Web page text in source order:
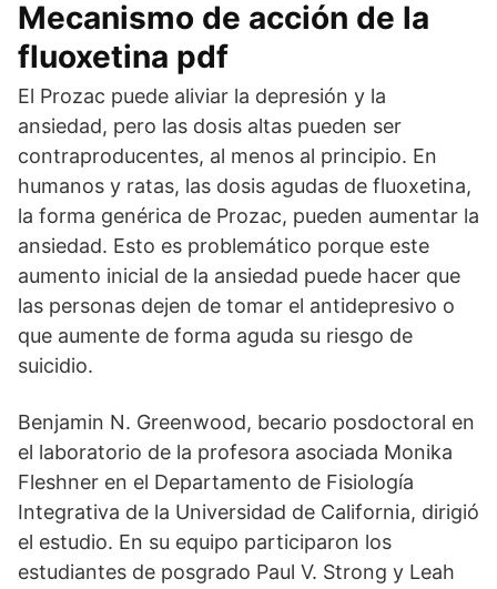
Mecanismo de acción de la
fluoxetina pdf
El Prozac puede aliviar la depresión y la
ansiedad, pero las dosis altas pueden ser
contraproducentes, al menos al principio. En
humanos y ratas, las dosis agudas de fluoxetina,
la forma genérica de Prozac, pueden aumentar la
ansiedad. Esto es problemático porque este
aumento inicial de la ansiedad puede hacer que
las personas dejen de tomar el antidepresivo o
que aumente de forma aguda su riesgo de
suicidio.
Benjamin N. Greenwood, becario posdoctoral en
el laboratorio de la profesora asociada Monika
Fleshner en el Departamento de Fisiología
Integrativa de la Universidad de California, dirigió
el estudio. En su equipo participaron los
estudiantes de posgrado Paul V. Strong y Leah